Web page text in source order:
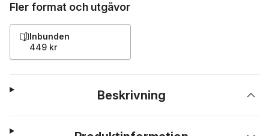
Fler format och utgåvor
Inbunden
449 kr
Beskrivning